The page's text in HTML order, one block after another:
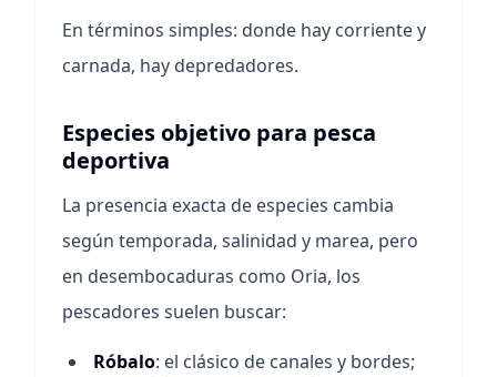
En términos simples: donde hay corriente y
carnada, hay depredadores.
Especies objetivo para pesca
deportiva
La presencia exacta de especies cambia
según temporada, salinidad y marea, pero
en desembocaduras como Oria, los
pescadores suelen buscar:
Róbalo: el clásico de canales y bordes;